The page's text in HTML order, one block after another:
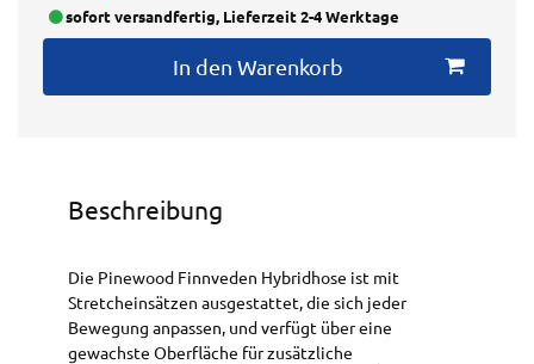
sofort versandfertig, Lieferzeit 2-4 Werktage
In den Warenkorb
Beschreibung
Die Pinewood Finnveden Hybridhose ist mit
Stretcheinsätzen ausgestattet, die sich jeder
Bewegung anpassen, und verfügt über eine
gewachste Oberfläche für zusätzliche